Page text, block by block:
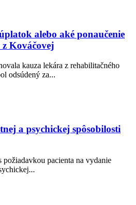
alebo aké ponaučenie
Kováčovej
kauza lekára z rehabilitačného
odsúdený za...
a psychickej spôsobilosti
pacienta na vydanie